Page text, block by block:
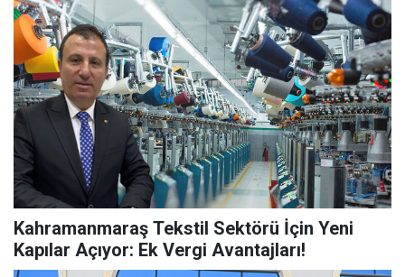
Kahramanmaraş Tekstil Sektörü İçin Yeni
Kapılar Açıyor: Ek Vergi Avantajları!